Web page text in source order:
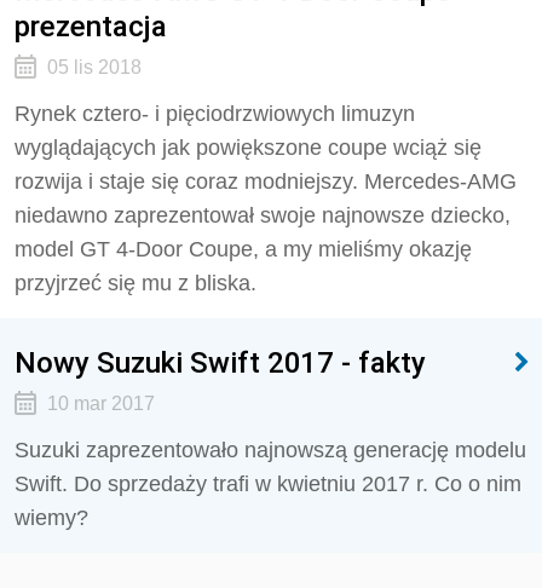
prezentacja
05 lis 2018
Rynek cztero- i pięciodrzwiowych limuzyn
wyglądających jak powiększone coupe wciąż się
rozwija i staje się coraz modniejszy. Mercedes-AMG
niedawno zaprezentował swoje najnowsze dziecko,
model GT 4-Door Coupe, a my mieliśmy okazję
przyjrzeć się mu z bliska.
Nowy Suzuki Swift 2017 - fakty
10 mar 2017
Suzuki zaprezentowało najnowszą generację modelu
Swift. Do sprzedaży trafi w kwietniu 2017 r. Co o nim
wiemy?